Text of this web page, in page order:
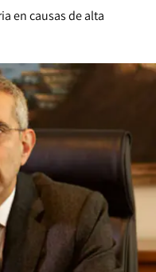
en causas de alta